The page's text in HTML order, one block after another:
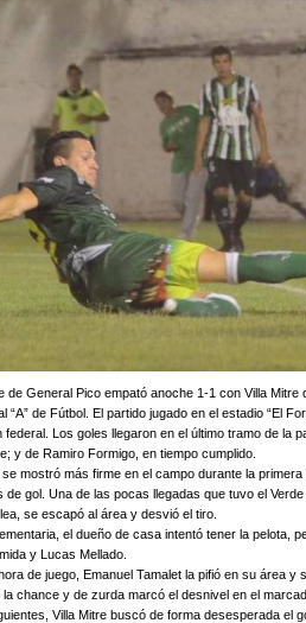
de General Pico empató anoche 1-1 con Villa
“A” de Fútbol. El partido jugado en el estadio “El
federal. Los goles llegaron en el último tramo de la
y de Ramiro Formigo, en tiempo cumplido.
mostró más firme en el campo durante la
de gol. Una de las pocas llegadas que tuvo el
se escapó al área y desvió el tiro.
el dueño de casa intentó tener la pelota,
y Lucas Mellado.
de juego, Emanuel Tamalet la pifió en su área
chance y de zurda marcó el desnivel en el
Villa Mitre buscó de forma desesperada el